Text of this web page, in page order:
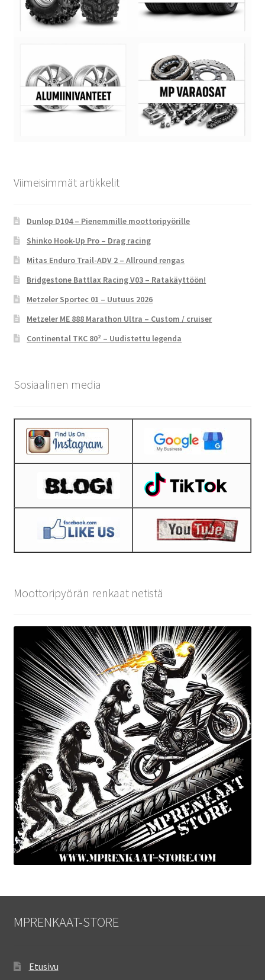
Viimeisimmät artikkelit
Dunlop D104 – Pienemmille moottoripyörille
Shinko Hook-Up Pro – Drag racing
Mitas Enduro Trail-ADV 2 – Allround rengas
Bridgestone Battlax Racing V03 – Ratakäyttöön!
Metzeler Sportec 01 – Uutuus 2026
Metzeler ME 888 Marathon Ultra – Custom / cruiser
Continental TKC 80² – Uudistettu legenda
Sosiaalinen media
Moottoripyörän renkaat netistä
MPRENKAAT-STORE
Etusivu